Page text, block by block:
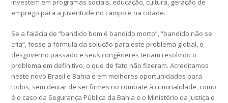
investem em programas sociais, educação, cultura, geração de
emprego para a juventude no campo e na cidade.
Se a falácia de “bandido bom é bandido morto”, “bandido não se
cria”, fosse a fórmula da solução para este problema global, o
desgoverno passado e seus congêneres teriam resolvido o
problema em definitivo, o que de fato não fizeram. Acreditamos
neste novo Brasil e Bahia e em melhores oportunidades para
todos, sem deixar de ser firmes no combate à criminalidade, como
é o caso da Segurança Pública da Bahia e o Ministério da Justiça e